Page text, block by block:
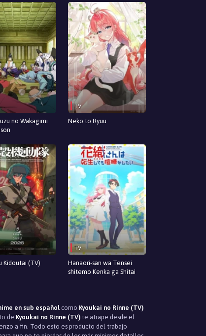
no Wakagimi
TV
Neko to Ryuu
Kidoutai (TV)
TV
Hanaori-san wa Tensei
shitemo Kenka ga Shitai
en sub español como Kyoukai no Rinne (TV)
de Kyoukai no Rinne (TV) te atrape desde el
a fin. Todo esto es producto del trabajo